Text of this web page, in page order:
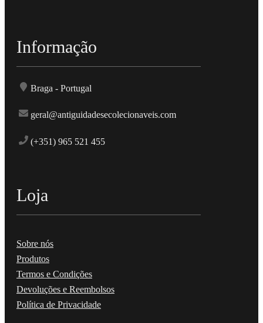
Informação
Braga - Portugal
geral@antiguidadesecolecionaveis.com
(+351) 965 521 455
Loja
Sobre nós
Produtos
Termos e Condições
Devoluções e Reembolsos
Política de Privacidade